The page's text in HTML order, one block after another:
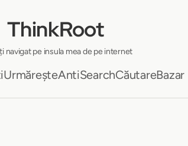
ThinkRoot
navigat pe insula mea de pe internet
UrmăreșteAntiSearchCăutare